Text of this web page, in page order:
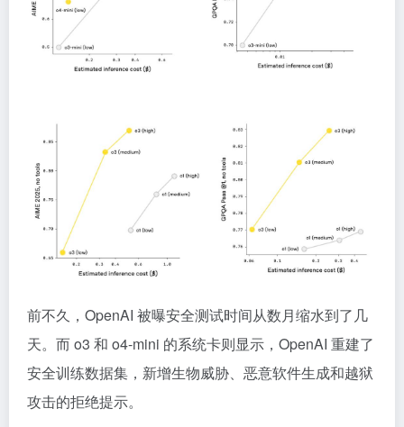
前不久，OpenAI 被曝安全测试时间从数月缩水到了几
天。而 o3 和 o4-mini 的系统卡则显示，OpenAI 重建了
安全训练数据集，新增生物威胁、恶意软件生成和越狱
攻击的拒绝提示。